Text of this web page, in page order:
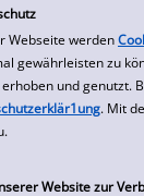
Webseite werden
gewährleisten zu
und genutzt.
. Mit
Website zur